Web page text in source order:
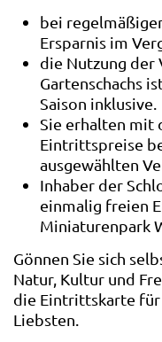
bei
Ersparnis im
die Nutzung der
Gartenschachs
Saison inklusive.
Sie erhalten mit
Eintrittspreise
ausgewählten
Inhaber der
einmalig freien
Miniaturenpark
Gönnen Sie sich
Natur, Kultur und
die Eintrittskarte für
Liebsten.